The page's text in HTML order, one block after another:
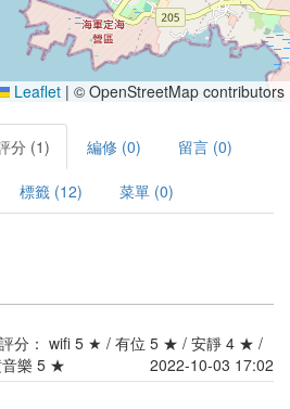
Leaflet | © OpenStreetMap contributors
分 (1) 編修 (0) 留言 (0)
標籤 (12) 菜單 (0)
評分： wifi 5 ★ / 有位 5 ★ / 安靜 4 ★ /
樂 5 ★
2022-10-03 17:02